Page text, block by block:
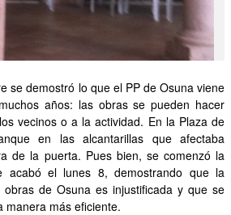
se demostró lo que el PP de Osuna viene
años: las obras se pueden hacer
vecinos o a la actividad. En la Plaza de
en las alcantarillas que afectaba
de la puerta. Pues bien, se comenzó la
el lunes 8, demostrando que la
de Osuna es injustificada y que se
manera más eficiente.